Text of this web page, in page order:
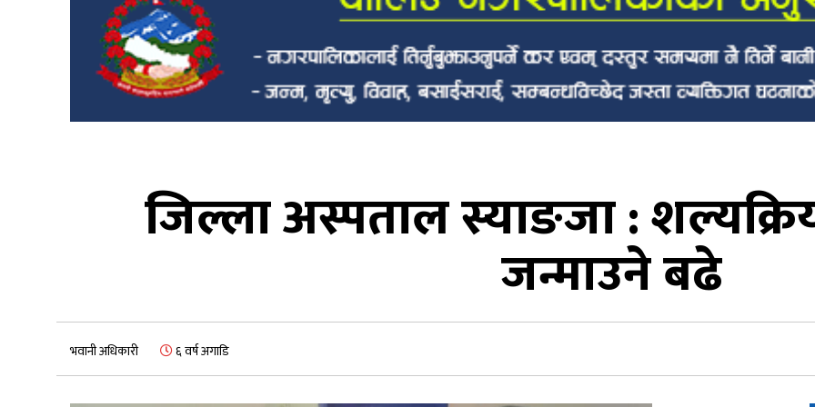
जिल्ला अस्पताल स्याङजा :
जन्माउने बढे
भवानी अधिकारी ६ वर्ष अगाडि